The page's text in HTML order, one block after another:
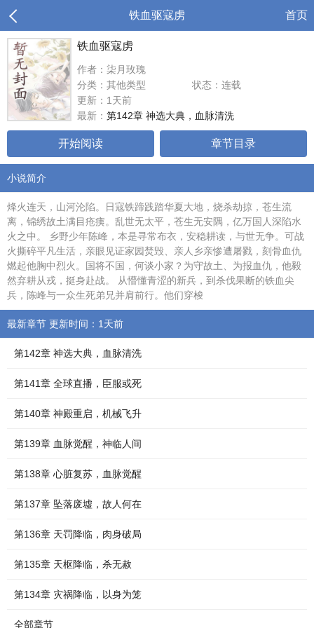
铁血驱寇虏 首页
铁血驱寇虏
作者：柒月玫瑰
分类：其他类型
状态：连载
更新：1天前
最新： 第142章 神选大典，血脉清洗
开始阅读 章节目录
小说简介
烽火连天，山河沦陷。日寇铁蹄践踏华夏大地，烧杀劫掠，苍生流
离，锦绣故土满目疮痍。乱世无太平，苍生无安隅，亿万国人深陷水
火之中。 乡野少年陈峰，本是寻常布衣，安稳耕读，与世无争。可战
火撕碎平凡生活，亲眼见证家园焚毁、亲人乡亲惨遭屠戮，刻骨血仇
燃起他胸中烈火。国将不国，何谈小家？为守故土、为报血仇，他毅
然弃耕从戎，挺身赴战。 从懵懂青涩的新兵，到杀伐果断的铁血尖
兵，陈峰与一众生死弟兄并肩前行。他们穿梭
最新章节 更新时间：1天前
第142章 神选大典，血脉清洗
第141章 全球直播，臣服或死
第140章 神殿重启，机械飞升
第139章 血脉觉醒，神临人间
第138章 心脏复苏，血脉觉醒
第137章 坠落废墟，故人何在
第136章 天罚降临，肉身破局
第135章 天枢降临，杀无赦
第134章 灾祸降临，以身为笼
全部章节